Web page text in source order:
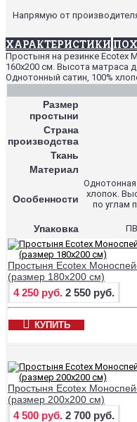
Напрямую от
ХАРАКТЕРИСТИКИ
Простыня на резинке Ecotex
160х200 см. Высота матраса
Однотонный сатин, 100%
Размер
простыни
Страна
производства
Ткань
Материал
Особенности
Однотонная
хлопок.
по углам
Упаковка
Простыня Ecotex
(размер 180х200 см)
4 250 руб. 2 550 руб.
КУПИТЬ
Простыня Ecotex
(размер 200х200 см)
4 500 руб. 2 700 руб.